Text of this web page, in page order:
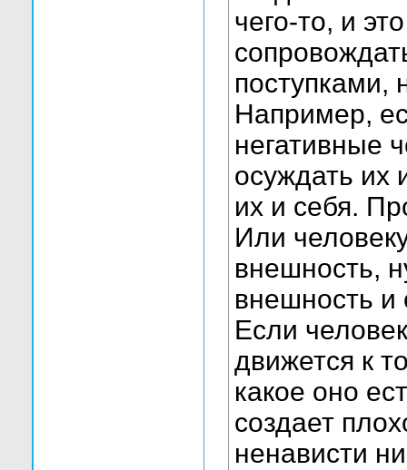
чего-то, и
поступками,
Например,
негативные
осуждать их
их и себя.
Или
внешность,
внешность и
Если
движется к
какое оно
создает
ненависти